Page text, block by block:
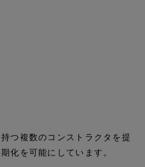
つ複数のコンストラクタを提
化を可能にしています。